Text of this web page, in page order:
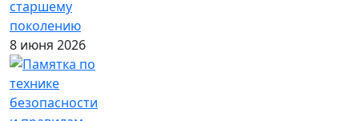
старшему
поколению
8 июня 2026